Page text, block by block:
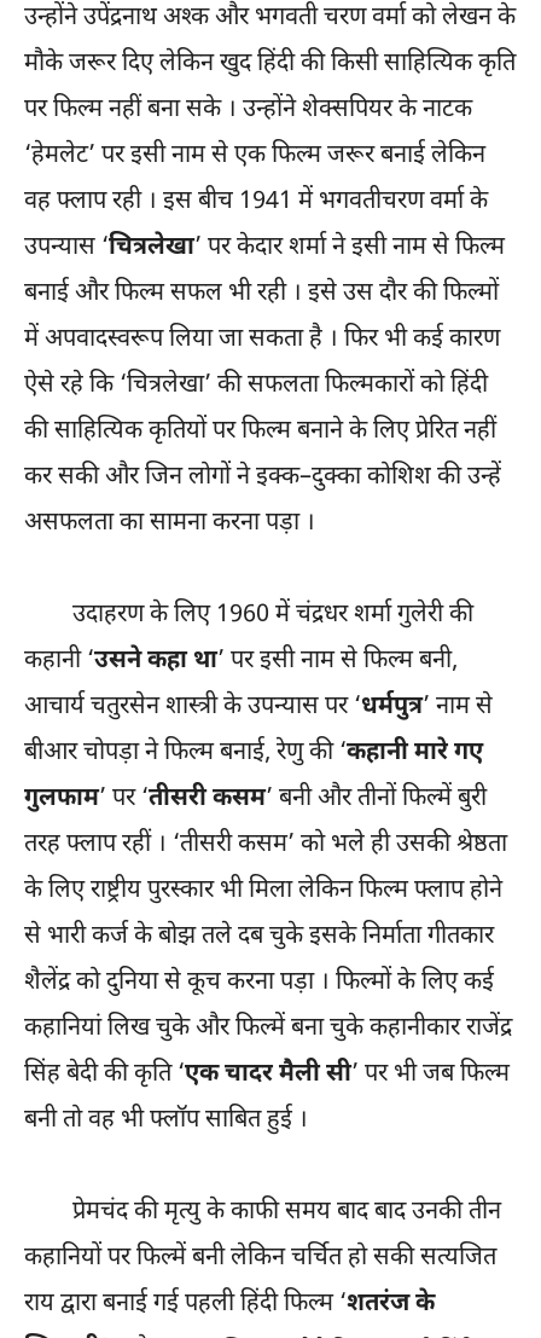
उन्होंने उपेंद्रनाथ अश्क और भगवती चरण वर्मा को लेखन के
मौके जरूर दिए लेकिन खुद हिंदी की किसी साहित्यिक कृति
पर फिल्म नहीं बना सके । उन्होंने शेक्सपियर के नाटक
‘हेमलेट’ पर इसी नाम से एक फिल्म जरूर बनाई लेकिन
वह फ्लाप रही । इस बीच 1941 में भगवतीचरण वर्मा के
उपन्यास ‘चित्रलेखा’ पर केदार शर्मा ने इसी नाम से फिल्म
बनाई और फिल्म सफल भी रही । इसे उस दौर की फिल्मों
में अपवादस्वरूप लिया जा सकता है । फिर भी कई कारण
ऐसे रहे कि ‘चित्रलेखा’ की सफलता फिल्मकारों को हिंदी
की साहित्यिक कृतियों पर फिल्म बनाने के लिए प्रेरित नहीं
कर सकी और जिन लोगों ने इक्क–दुक्का कोशिश की उन्हें
असफलता का सामना करना पड़ा ।
उदाहरण के लिए 1960 में चंद्रधर शर्मा गुलेरी की
कहानी ‘उसने कहा था’ पर इसी नाम से फिल्म बनी,
आचार्य चतुरसेन शास्त्री के उपन्यास पर ‘धर्मपुत्र’ नाम से
बीआर चोपड़ा ने फिल्म बनाई, रेणु की ‘कहानी मारे गए
गुलफाम’ पर ‘तीसरी कसम’ बनी और तीनों फिल्में बुरी
तरह फ्लाप रहीं । ‘तीसरी कसम’ को भले ही उसकी श्रेष्ठता
के लिए राष्ट्रीय पुरस्कार भी मिला लेकिन फिल्म फ्लाप होने
से भारी कर्ज के बोझ तले दब चुके इसके निर्माता गीतकार
शैलेंद्र को दुनिया से कूच करना पड़ा । फिल्मों के लिए कई
कहानियां लिख चुके और फिल्में बना चुके कहानीकार राजेंद्र
सिंह बेदी की कृति ‘एक चादर मैली सी’ पर भी जब फिल्म
बनी तो वह भी फ्लॉप साबित हुई ।
प्रेमचंद की मृत्यु के काफी समय बाद बाद उनकी तीन
कहानियों पर फिल्में बनी लेकिन चर्चित हो सकी सत्यजित
राय द्वारा बनाई गई पहली हिंदी फिल्म ‘शतरंज के